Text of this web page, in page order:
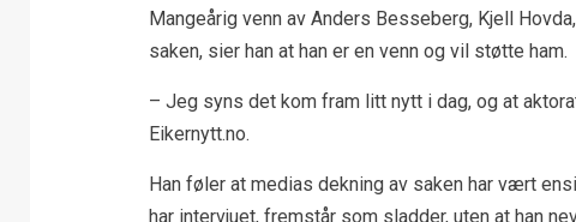
Mangeårig venn av Anders Besseberg, Kjell
saken, sier han at han er en venn og vil støtte ham.
– Jeg syns det kom fram litt nytt i dag, og at
Eikernytt.no.
Han føler at medias dekning av saken har vært
har intervjuet, fremstår som sladder, uten at han